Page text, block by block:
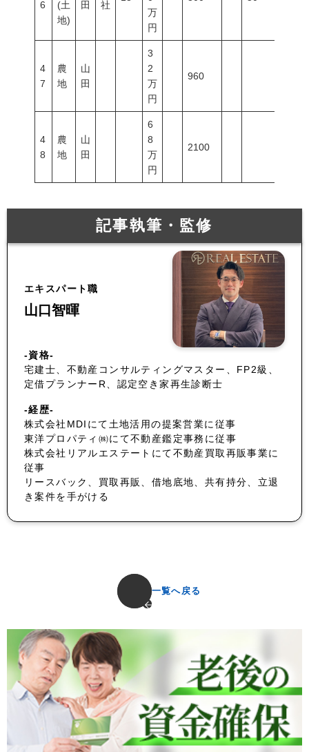
6
(土
地)
田 社
万
円
4
7
農
地
山
田
3
2
万
円
960
4
8
農
地
山
田
6
8
万
円
2100
記事執筆・監修
エキスパート職
山口智暉
-資格-
宅建士、不動産コンサルティングマスター、FP2級、
定借プランナーR、認定空き家再生診断士
-経歴-
株式会社MDIにて土地活用の提案営業に従事
東洋プロパティ㈱にて不動産鑑定事務に従事
株式会社リアルエステートにて不動産買取再販事業に
従事
リースバック、買取再販、借地底地、共有持分、立退
き案件を手がける
一覧へ戻る